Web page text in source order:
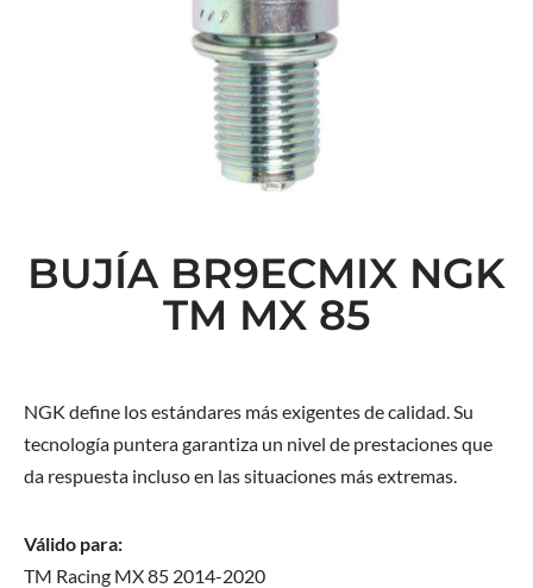
BUJÍA BR9ECMIX NGK
TM MX 85
NGK define los estándares más exigentes de calidad. Su
tecnología puntera garantiza un nivel de prestaciones que
da respuesta incluso en las situaciones más extremas.
Válido para:
TM Racing MX 85 2014-2020